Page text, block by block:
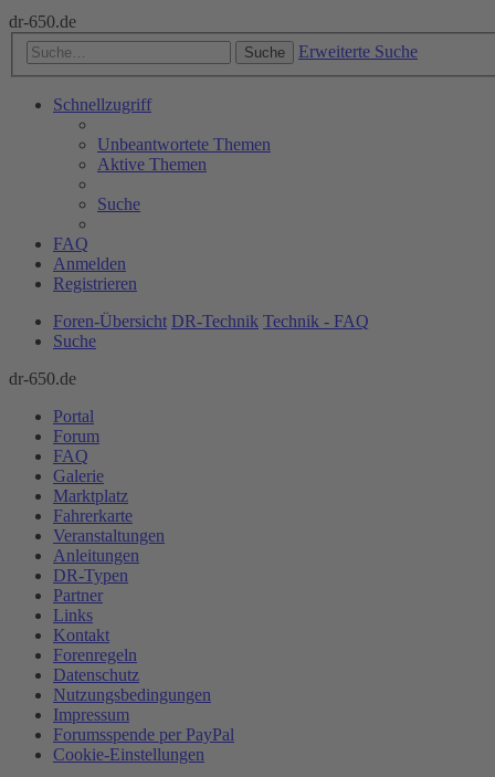
dr-650.de
Suche Erweiterte Suche
Schnellzugriff
Unbeantwortete Themen
Aktive Themen
Suche
FAQ
Anmelden
Registrieren
Foren-Übersicht DR-Technik Technik - FAQ
Suche
dr-650.de
Portal
Forum
FAQ
Galerie
Marktplatz
Fahrerkarte
Veranstaltungen
Anleitungen
DR-Typen
Partner
Links
Kontakt
Forenregeln
Datenschutz
Nutzungsbedingungen
Impressum
Forumsspende per PayPal
Cookie-Einstellungen